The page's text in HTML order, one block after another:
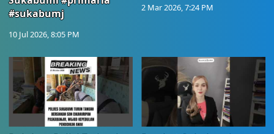
#sukabumj
10 Jul 2026, 8:05 PM
2 Mar 2026, 7:24 PM